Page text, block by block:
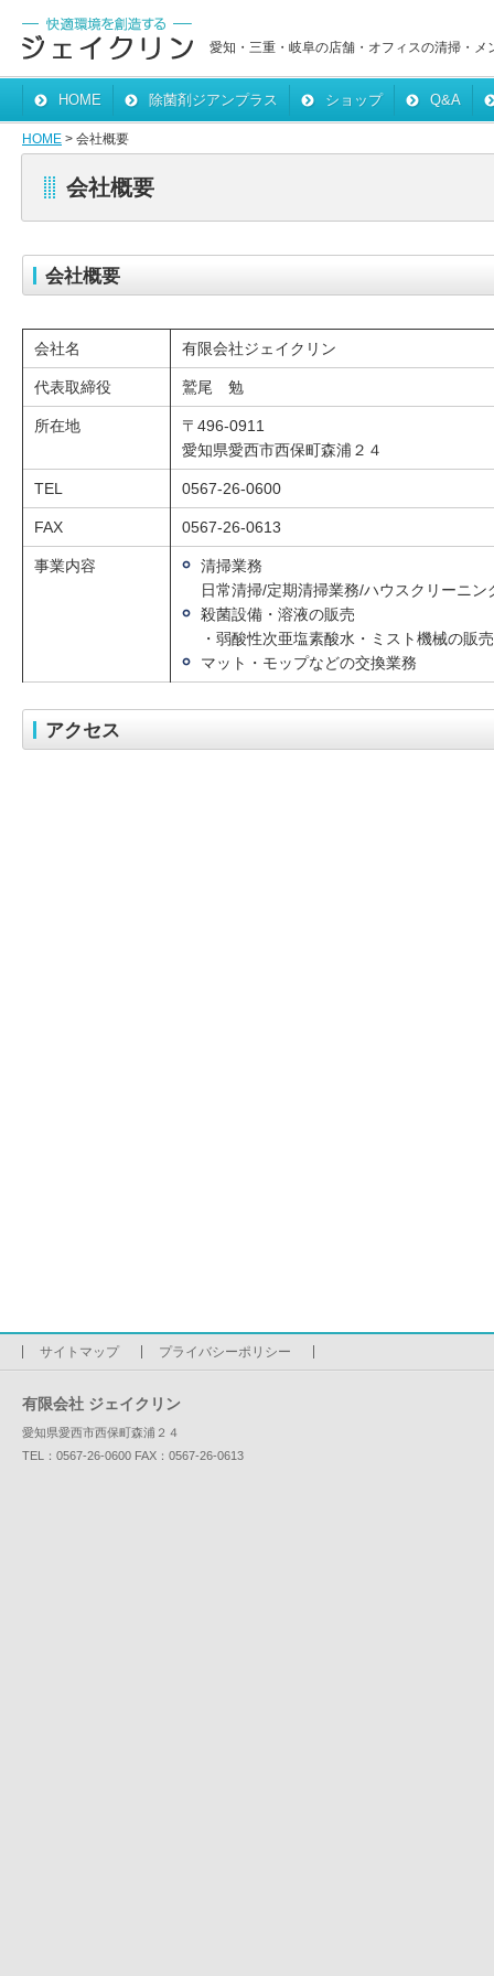
愛知・三重・岐阜の店舗・オフィスの清掃・
HOME 除菌剤ジアンプラス ショップ Q&A
HOME > 会社概要
会社概要
会社概要
会社名 有限会社ジェイクリン
代表取締役 鷲尾 勉
所在地
〒496-0911
愛知県愛西市西保町森浦２４
TEL 0567-26-0600
FAX 0567-26-0613
事業内容
清掃業務
日常清掃/定期清掃業務/ハウスクリーニン
殺菌設備・溶液の販売
・弱酸性次亜塩素酸水・ミスト機械の販売
マット・モップなどの交換業務
アクセス
サイトマップ プライバシーポリシー
有限会社 ジェイクリン
愛知県愛西市西保町森浦２４
TEL：0567-26-0600 FAX：0567-26-0613